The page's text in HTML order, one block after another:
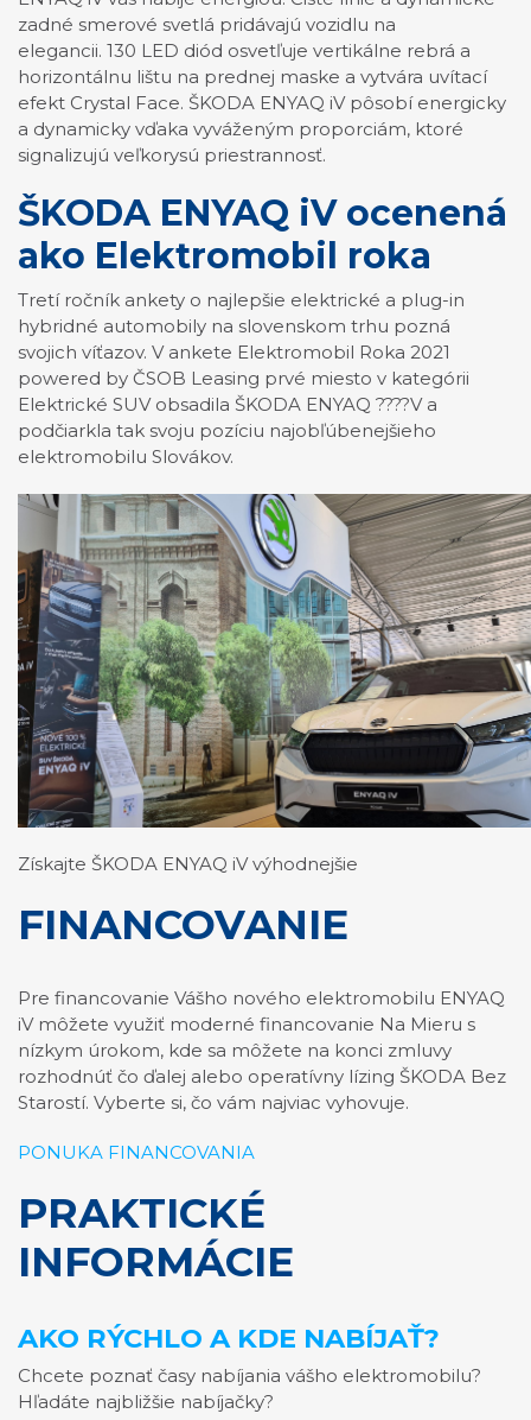
zadné smerové svetlá pridávajú vozidlu na
elegancii. 130 LED diód osvetľuje vertikálne rebrá a
horizontálnu lištu na prednej maske a vytvára uvítací
efekt Crystal Face. ŠKODA ENYAQ iV pôsobí energicky
a dynamicky vďaka vyváženým proporciám, ktoré
signalizujú veľkorysú priestrannosť.
ŠKODA ENYAQ iV ocenená
ako Elektromobil roka
Tretí ročník ankety o najlepšie elektrické a plug-in
hybridné automobily na slovenskom trhu pozná
svojich víťazov. V ankete Elektromobil Roka 2021
powered by ČSOB Leasing prvé miesto v kategórii
Elektrické SUV obsadila ŠKODA ENYAQ ????V a
podčiarkla tak svoju pozíciu najobľúbenejšieho
elektromobilu Slovákov.
Získajte ŠKODA ENYAQ iV výhodnejšie
FINANCOVANIE
Pre financovanie Vášho nového elektromobilu ENYAQ
iV môžete využiť moderné financovanie Na Mieru s
nízkym úrokom, kde sa môžete na konci zmluvy
rozhodnúť čo ďalej alebo operatívny lízing ŠKODA Bez
Starostí. Vyberte si, čo vám najviac vyhovuje.
PONUKA FINANCOVANIA
PRAKTICKÉ
INFORMÁCIE
AKO RÝCHLO A KDE NABÍJAŤ?
Chcete poznať časy nabíjania vášho elektromobilu?
Hľadáte najbližšie nabíjačky?